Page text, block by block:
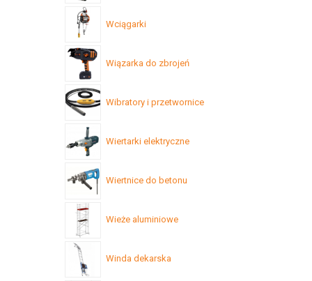
Wciągarki
Wiązarka do zbrojeń
Wibratory i przetwornice
Wiertarki elektryczne
Wiertnice do betonu
Wieże aluminiowe
Winda dekarska